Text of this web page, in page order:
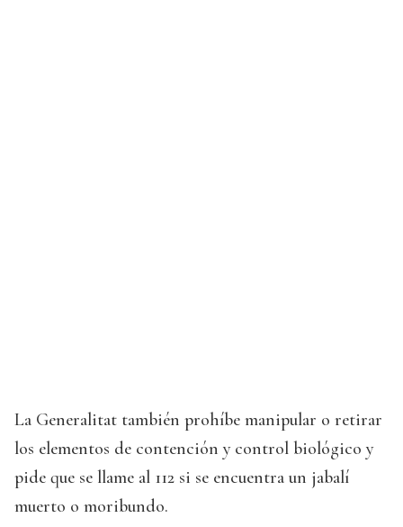
La Generalitat también prohíbe manipular o retirar
los elementos de contención y control biológico y
pide que se llame al 112 si se encuentra un jabalí
muerto o moribundo.